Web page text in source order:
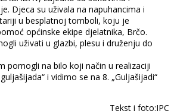
Djeca su uživala na napuhancima i
u besplatnoj tomboli, koju je
općinske ekipe djelatnika, Brčo.
uživati u glazbi, plesu i druženju do
pomogli na bilo koji način u realizaciji
i vidimo se na 8. „Guljašijadi“
Tekst i foto:JPC